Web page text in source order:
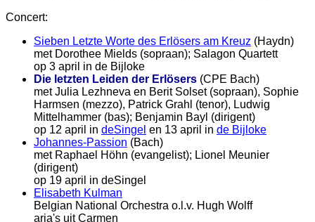
Concert:
Sieben Letzte Worte des Erlösers am Kreuz (Haydn)
met Dorothee Mields (sopraan); Salagon Quartett
op 3 april in de Bijloke
Die letzten Leiden der Erlösers (CPE Bach)
met Julia Lezhneva en Berit Solset (sopraan), Sophie
Harmsen (mezzo), Patrick Grahl (tenor), Ludwig
Mittelhammer (bas); Benjamin Bayl (dirigent)
op 12 april in deSingel en 13 april in de Bijloke
Johannes-Passion (Bach)
met Raphael Höhn (evangelist); Lionel Meunier
(dirigent)
op 19 april in deSingel
Elisabeth Kulman
Belgian National Orchestra o.l.v. Hugh Wolff
aria's uit Carmen